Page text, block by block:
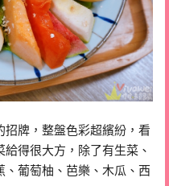
牌，整盤色彩超繽紛，看
得很大方，除了有生菜、
葡萄柚、芭樂、木瓜、西